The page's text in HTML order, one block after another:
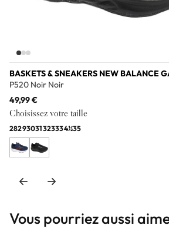
BASKETS & SNEAKERS NEW BALANCE
P520 Noir Noir
49,99 €
Choisissez votre taille
28293031323334½35
Vous pourriez aussi